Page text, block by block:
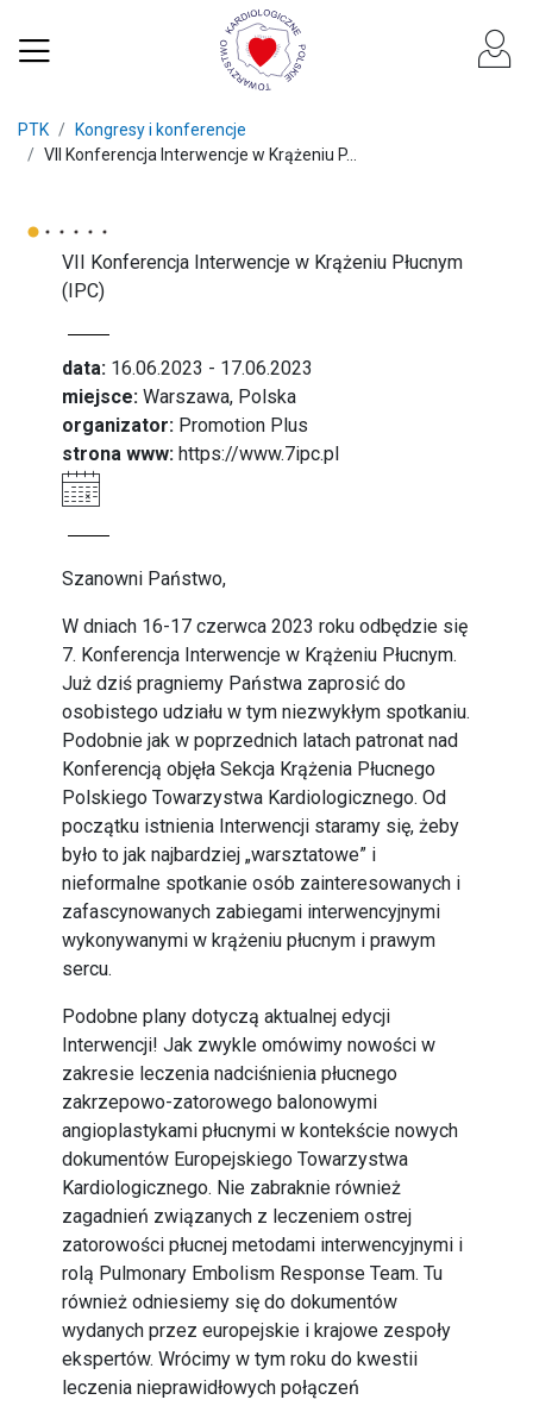
PTK
Kongresy i konferencje
VII Konferencja Interwencje w Krążeniu P...
VII Konferencja Interwencje w Krążeniu Płucnym
(IPC)
data: 16.06.2023 - 17.06.2023
miejsce: Warszawa, Polska
organizator: Promotion Plus
strona www: https://www.7ipc.pl
Szanowni Państwo,
W dniach 16-17 czerwca 2023 roku odbędzie się
7. Konferencja Interwencje w Krążeniu Płucnym.
Już dziś pragniemy Państwa zaprosić do
osobistego udziału w tym niezwykłym spotkaniu.
Podobnie jak w poprzednich latach patronat nad
Konferencją objęła Sekcja Krążenia Płucnego
Polskiego Towarzystwa Kardiologicznego. Od
początku istnienia Interwencji staramy się, żeby
było to jak najbardziej „warsztatowe” i
nieformalne spotkanie osób zainteresowanych i
zafascynowanych zabiegami interwencyjnymi
wykonywanymi w krążeniu płucnym i prawym
sercu.
Podobne plany dotyczą aktualnej edycji
Interwencji! Jak zwykle omówimy nowości w
zakresie leczenia nadciśnienia płucnego
zakrzepowo-zatorowego balonowymi
angioplastykami płucnymi w kontekście nowych
dokumentów Europejskiego Towarzystwa
Kardiologicznego. Nie zabraknie również
zagadnień związanych z leczeniem ostrej
zatorowości płucnej metodami interwencyjnymi i
rolą Pulmonary Embolism Response Team. Tu
również odniesiemy się do dokumentów
wydanych przez europejskie i krajowe zespoły
ekspertów. Wrócimy w tym roku do kwestii
leczenia nieprawidłowych połączeń